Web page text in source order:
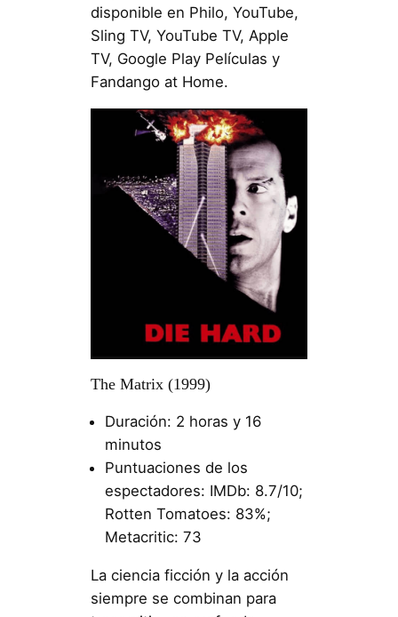
disponible en Philo, YouTube,
Sling TV, YouTube TV, Apple
TV, Google Play Películas y
Fandango at Home.
The Matrix (1999)
Duración: 2 horas y 16
minutos
Puntuaciones de los
espectadores: IMDb: 8.7/10;
Rotten Tomatoes: 83%;
Metacritic: 73
La ciencia ficción y la acción
siempre se combinan para